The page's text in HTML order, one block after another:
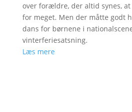
over forældre, der altid synes,
for meget. Men der måtte godt
dans for børnene i
vinterferiesatsning.
Læs mere